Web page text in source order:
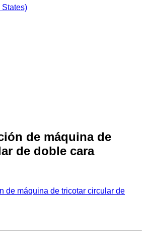
States)
de máquina de
de doble cara
de máquina de tricotar circular de